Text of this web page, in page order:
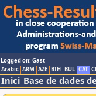
Logged on: Gast
Arabic ARM AZE BIH BUL CAT
Inici Base de dades